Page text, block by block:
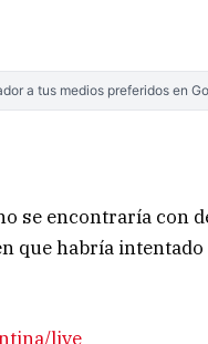
a tus medios preferidos en
se encontraría con
que habría
live